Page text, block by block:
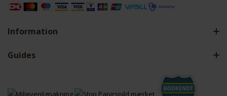
Information
Guides